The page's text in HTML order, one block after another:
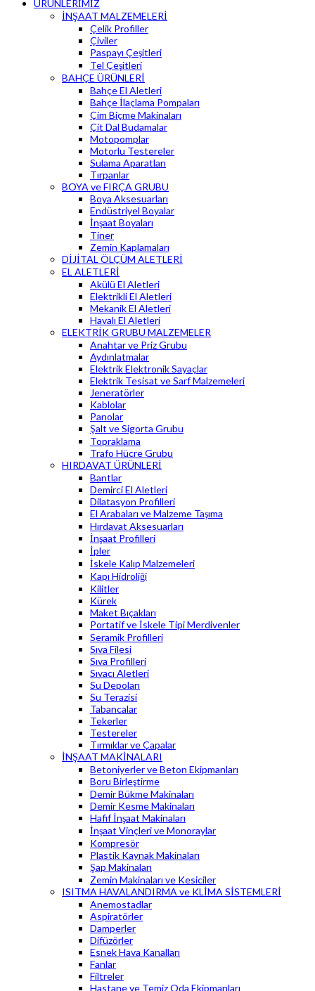
ÜRÜNLERİMİZ
İNŞAAT MALZEMELERİ
Çelik Profiller
Çiviler
Paspayı Çeşitleri
Tel Çeşitleri
BAHÇE ÜRÜNLERİ
Bahçe El Aletleri
Bahçe İlaçlama Pompaları
Çim Biçme Makinaları
Çit Dal Budamalar
Motopomplar
Motorlu Testereler
Sulama Aparatları
Tırpanlar
BOYA ve FIRÇA GRUBU
Boya Aksesuarları
Endüstriyel Boyalar
İnşaat Boyaları
Tiner
Zemin Kaplamaları
DİJİTAL ÖLÇÜM ALETLERİ
EL ALETLERİ
Akülü El Aletleri
Elektrikli El Aletleri
Mekanik El Aletleri
Havalı El Aletleri
ELEKTRİK GRUBU MALZEMELER
Anahtar ve Priz Grubu
Aydınlatmalar
Elektrik Elektronik Sayaçlar
Elektrik Tesisat ve Sarf Malzemeleri
Jeneratörler
Kablolar
Panolar
Şalt ve Sigorta Grubu
Topraklama
Trafo Hücre Grubu
HIRDAVAT ÜRÜNLERİ
Bantlar
Demirci El Aletleri
Dilatasyon Profilleri
El Arabaları ve Malzeme Taşıma
Hırdavat Aksesuarları
İnşaat Profilleri
İpler
İskele Kalıp Malzemeleri
Kapı Hidroliği
Kilitler
Kürek
Maket Bıçakları
Portatif ve İskele Tipi Merdivenler
Seramik Profilleri
Sıva Filesi
Sıva Profilleri
Sıvacı Aletleri
Su Depoları
Su Terazisi
Tabancalar
Tekerler
Testereler
Tırmıklar ve Çapalar
İNŞAAT MAKİNALARI
Betoniyerler ve Beton Ekipmanları
Boru Birleştirme
Demir Bükme Makinaları
Demir Kesme Makinaları
Hafif İnşaat Makinaları
İnşaat Vinçleri ve Monoraylar
Kompresör
Plastik Kaynak Makinaları
Şap Makinaları
Zemin Makinaları ve Kesiciler
ISITMA HAVALANDIRMA ve KLİMA SİSTEMLERİ
Anemostadlar
Aspiratörler
Damperler
Difüzörler
Esnek Hava Kanalları
Fanlar
Filtreler
Hastane ve Temiz Oda Ekipmanları